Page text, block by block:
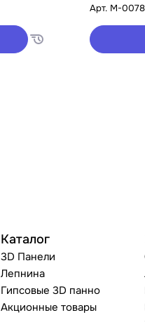
Арт. M-0078
Каталог
3D Панели
Лепнина
Гипсовые 3D панно
Акционные товары